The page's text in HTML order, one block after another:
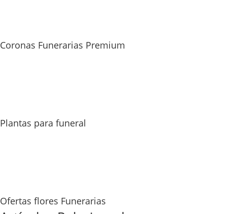
Coronas Funerarias Premium
Plantas para funeral
Ofertas flores Funerarias